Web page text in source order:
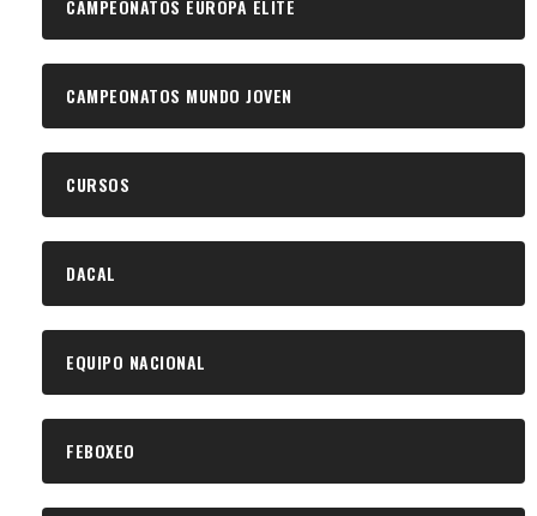
CAMPEONATOS EUROPA ÉLITE
CAMPEONATOS MUNDO JOVEN
CURSOS
DACAL
EQUIPO NACIONAL
FEBOXEO